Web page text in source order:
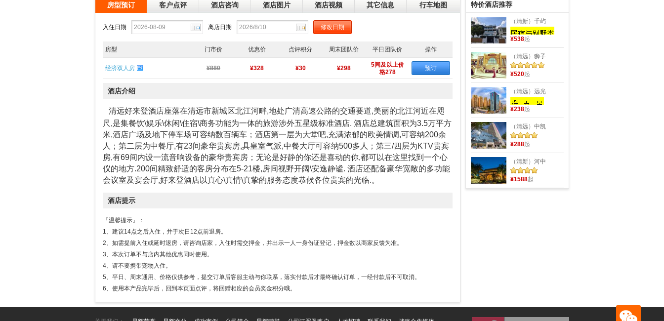
房型预订 客户点评 酒店咨询 酒店图片 酒店视频 其它信息 行车地图
入住日期 离店日期
房型 门市价 优惠价 点评积分 周末团队价 平日团队价 操作
经济双人房 ¥880 ¥328 ¥30 ¥298
5间及以上价
格278
预订
酒店介绍
清远好来登酒店座落在清远市新城区北江河畔,地处广清高速公路的交通要道,美丽的北江河近在咫
尺,是集餐饮\娱乐\休闲\住宿\商务功能为一体的旅游涉外五星级标准酒店. 酒店总建筑面积为3.5万平方
米,酒店广场及地下停车场可容纳数百辆车；酒店第一层为大堂吧,充满浓郁的欧美情调,可容纳200余
人；第二层为中餐厅,有23间豪华贵宾房,具皇室气派,中餐大厅可容纳500多人；第三/四层为KTV贵宾
房,有69间内设一流音响设备的豪华贵宾房；无论是好静的你还是喜动的你,都可以在这里找到一个心
仪的地方.200间精致舒适的客房分布在5-21楼,房间视野开阔\安逸静谧. 酒店还配备豪华宽敞的多功能
会议室及宴会厅,好来登酒店以真心\真情\真挚的服务态度恭候各位贵宾的光临.。
酒店提示
『温馨提示』：
1、建议14点之后入住，并于次日12点前退房。
2、如需提前入住或延时退房，请咨询店家，入住时需交押金，并出示一人一身份证登记，押金数以商家反馈为准。
3、本次订单不与店内其他优惠同时使用。
4、请不要携带宠物入住。
5、平日、周末通用、价格仅供参考，提交订单后客服主动与你联系，落实付款后才最终确认订单，一经付款后不可取消。
6、使用本产品完毕后，回到本页面点评，将回赠相应的会员奖金积分哦。
特价酒店推荐
（清新）千屿
¥538起
（清远）狮子
¥520起
（清远）远光
¥238起
（清远）中凯
¥288起
（清新）河中
¥1588起